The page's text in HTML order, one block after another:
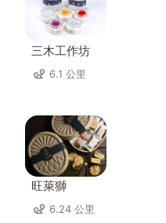
三木工作坊
6.1 公里
旺萊獅
6.24 公里